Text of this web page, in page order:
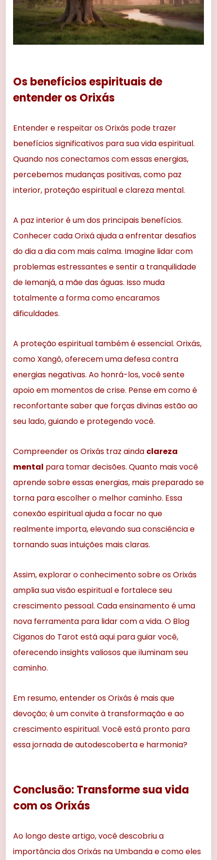
Os benefícios espirituais de
entender os Orixás
Entender e respeitar os Orixás pode trazer
benefícios significativos para sua vida espiritual.
Quando nos conectamos com essas energias,
percebemos mudanças positivas, como paz
interior, proteção espiritual e clareza mental.
A paz interior é um dos principais benefícios.
Conhecer cada Orixá ajuda a enfrentar desafios
do dia a dia com mais calma. Imagine lidar com
problemas estressantes e sentir a tranquilidade
de Iemanjá, a mãe das águas. Isso muda
totalmente a forma como encaramos
dificuldades.
A proteção espiritual também é essencial. Orixás,
como Xangô, oferecem uma defesa contra
energias negativas. Ao honrá-los, você sente
apoio em momentos de crise. Pense em como é
reconfortante saber que forças divinas estão ao
seu lado, guiando e protegendo você.
Compreender os Orixás traz ainda clareza
mental para tomar decisões. Quanto mais você
aprende sobre essas energias, mais preparado se
torna para escolher o melhor caminho. Essa
conexão espiritual ajuda a focar no que
realmente importa, elevando sua consciência e
tornando suas intuições mais claras.
Assim, explorar o conhecimento sobre os Orixás
amplia sua visão espiritual e fortalece seu
crescimento pessoal. Cada ensinamento é uma
nova ferramenta para lidar com a vida. O Blog
Ciganos do Tarot está aqui para guiar você,
oferecendo insights valiosos que iluminam seu
caminho.
Em resumo, entender os Orixás é mais que
devoção; é um convite à transformação e ao
crescimento espiritual. Você está pronto para
essa jornada de autodescoberta e harmonia?
Conclusão: Transforme sua vida
com os Orixás
Ao longo deste artigo, você descobriu a
importância dos Orixás na Umbanda e como eles